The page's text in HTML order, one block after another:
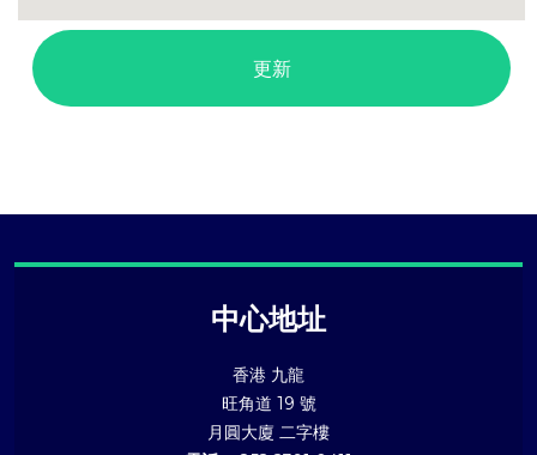
中心地址
香港 九龍
旺角道 19 號
月圓大廈 二字樓